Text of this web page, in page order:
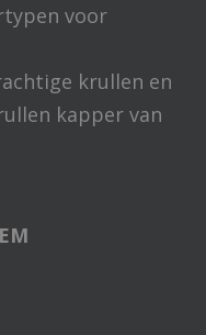
voor
krullen en
kapper van